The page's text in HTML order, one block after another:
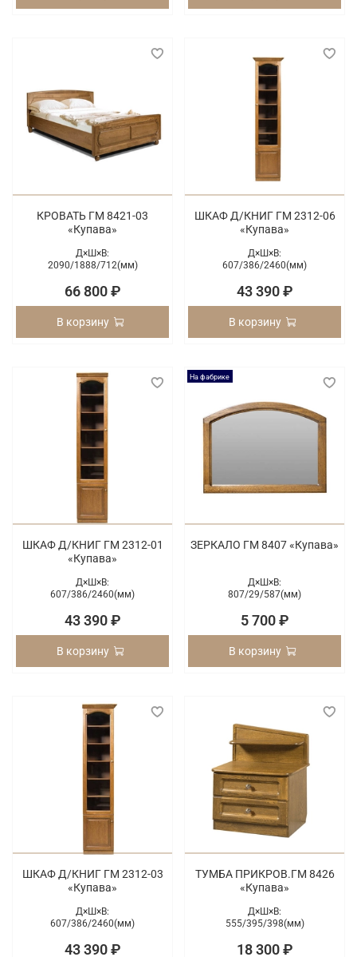
КРОВАТЬ ГМ 8421-03
«Купава»
Д×Ш×В:
2090/1888/712(мм)
66 800 ₽
В корзину
ШКАФ Д/КНИГ ГМ 2312-06
«Купава»
Д×Ш×В:
607/386/2460(мм)
43 390 ₽
В корзину
ШКАФ Д/КНИГ ГМ 2312-01
«Купава»
Д×Ш×В:
607/386/2460(мм)
43 390 ₽
В корзину
На фабрике
ЗЕРКАЛО ГМ 8407 «Купава»
Д×Ш×В:
807/29/587(мм)
5 700 ₽
В корзину
ШКАФ Д/КНИГ ГМ 2312-03
«Купава»
Д×Ш×В:
607/386/2460(мм)
43 390 ₽
ТУМБА ПРИКРОВ.ГМ 8426
«Купава»
Д×Ш×В:
555/395/398(мм)
18 300 ₽